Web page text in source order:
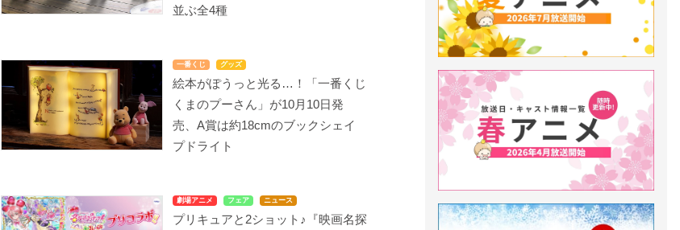
並ぶ全4種
一番くじ グッズ
絵本がぽうっと光る…！「一番くじ
くまのプーさん」が10月10日発
売、A賞は約18cmのブックシェイ
プドライト
劇場アニメ フェア ニュース
プリキュアと2ショット♪『映画名探